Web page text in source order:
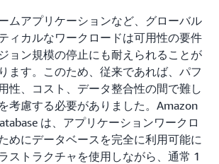
ムアプリケーションなど、グローバル
ィカルなワークロードは可用性の要件
ョン規模の停止にも耐えられることが
ます。このため、従来であれば、パフ
性、コスト、データ整合性の間で難し
考慮する必要がありました。Amazon
は、アプリケーションワークロ
めにデータベースを完全に利用可能に
ストラクチャを使用しながら、通常 1